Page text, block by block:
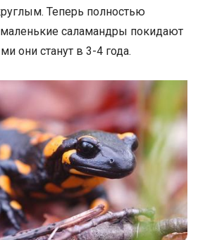
Теперь полностью
саламандры покидают
они станут в 3-4 года.